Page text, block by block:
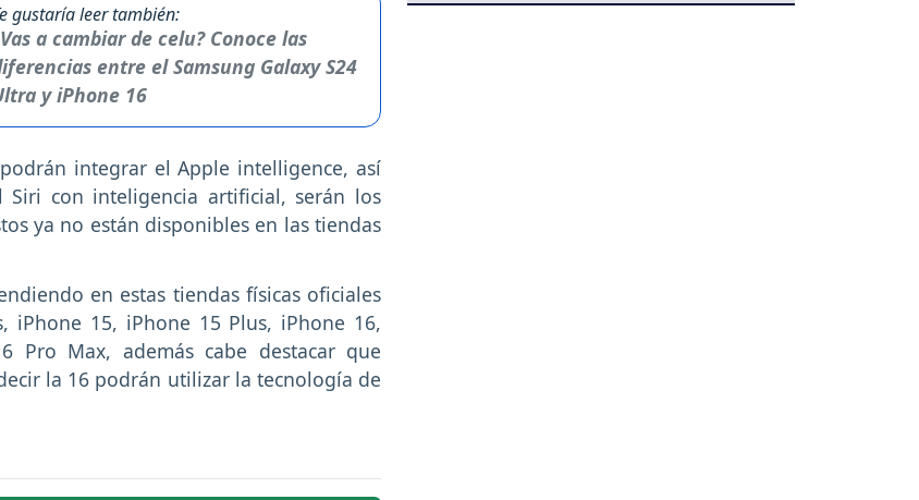
gustaría leer también:
a cambiar de celu? Conoce las
entre el Samsung Galaxy S24
y iPhone 16
integrar el Apple intelligence, así
con inteligencia artificial, serán los
ya no están disponibles en las tiendas
en estas tiendas físicas oficiales
iPhone 15, iPhone 15 Plus, iPhone 16,
Pro Max, además cabe destacar que
la 16 podrán utilizar la tecnología de